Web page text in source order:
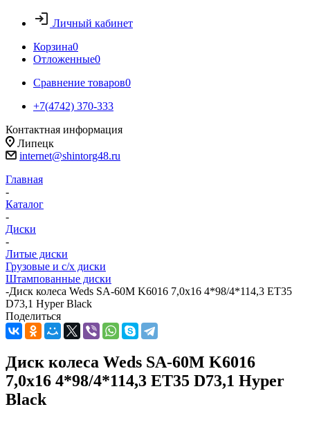
Личный кабинет
Корзина0
Отложенные0
Сравнение товаров0
+7(4742) 370-333
Контактная информация
Липецк
internet@shintorg48.ru
Главная
-
Каталог
-
Диски
-
Литые диски
Грузовые и с/х диски
Штампованные диски
-Диск колеса Weds SA-60M K6016 7,0x16 4*98/4*114,3 ET35
D73,1 Hyper Black
Поделиться
Диск колеса Weds SA-60M K6016
7,0x16 4*98/4*114,3 ET35 D73,1 Hyper
Black